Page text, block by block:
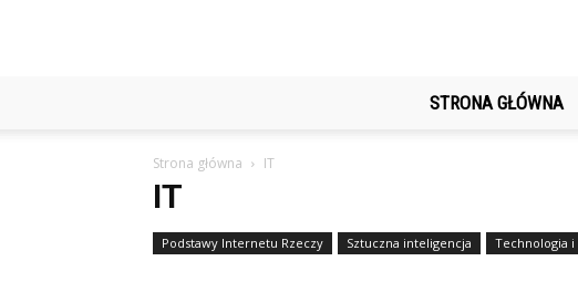
STRONA GŁÓWNA
Strona główna IT
IT
Podstawy Internetu Rzeczy Sztuczna inteligencja Technologia